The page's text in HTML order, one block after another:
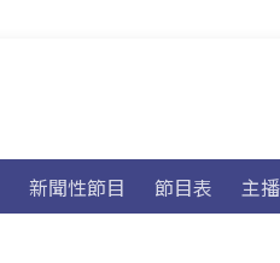
新聞性節目 節目表 主